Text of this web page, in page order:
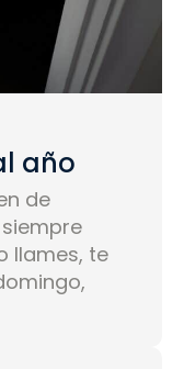
año
de
llames, te